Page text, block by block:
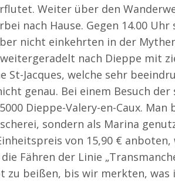
Weiter über den
nach Hause. Gegen 14.00
nicht einkehrten in der
nach Dieppe mit
St-Jacques, welche sehr
genau. Bei einem Besuch
Dieppe-Valery-en-Caux.
sondern als Marina
von 15,90 €
Fähren der Linie
beißen, bis wir merkten, was